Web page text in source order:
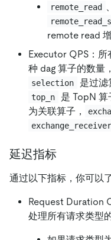
remote_read
remote read
Executor QPS：所
种 dag 算子的数量
selection 是过滤
top_n 是 TopN 算
为关联算子，
exchange_receiver
延迟指标
通过以下指标，你可以
Request Duration
处理所有请求类型